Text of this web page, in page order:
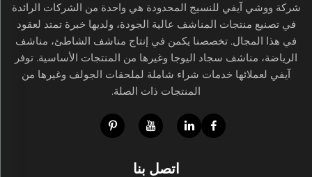
شركة ووشي آيفي للنسيج المحدودة هي واحدة من الشركات الرائدة
في تصنيع منتجات المناشف عالية الجودة، ولديها خبرة تمتد لعقود
في هذا المجال. تخصصنا يكمن في إنتاج مناشف الشاطئ، مناشف
الرياضة، مناشف سجاد اليوجا وغيرها من المنتجات الأساسية. توفر
آيفي لعملائها خدمات شراء شاملة لملحقات الجولف وغيرها من
المنتجات ذات الصلة.
اتصل بنا